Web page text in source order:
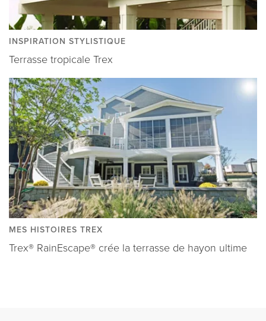
INSPIRATION STYLISTIQUE
Terrasse tropicale Trex
MES HISTOIRES TREX
Trex® RainEscape® crée la terrasse de hayon ultime